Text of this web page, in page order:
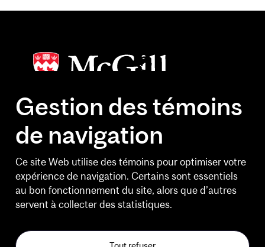
Gestion des témoins
de navigation
Ce site Web utilise des témoins pour optimiser votre
expérience de navigation. Certains sont essentiels
au bon fonctionnement du site, alors que d’autres
servent à collecter des statistiques.
HEURES D'OUVERTURE
Lundi au vendredi
6 h 30 à 20 h 30
Fins de semaine
10 h à 14 h 30
Jours feriés et le Bureau de